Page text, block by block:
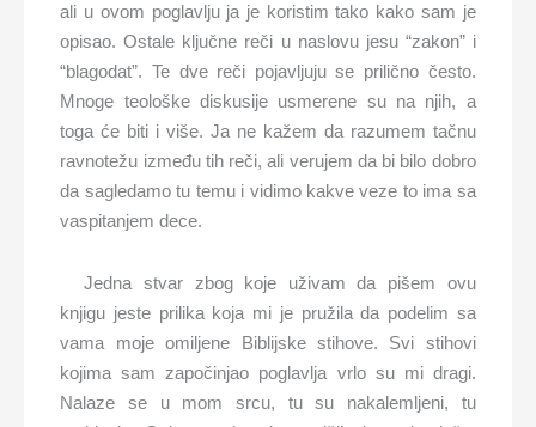
ali u ovom poglavlju ja je koristim tako kako sam je
opisao. Ostale ključne reči u naslovu jesu “zakon” i
“blagodat”. Te dve reči pojavljuju se prilično često.
Mnoge teološke diskusije usmerene su na njih, a
toga će biti i više. Ja ne kažem da razumem tačnu
ravnotežu između tih reči, ali verujem da bi bilo dobro
da sagledamo tu temu i vidimo kakve veze to ima sa
vaspitanjem dece.
Jedna stvar zbog koje uživam da pišem ovu
knjigu jeste prilika koja mi je pružila da podelim sa
vama moje omiljene Biblijske stihove. Svi stihovi
kojima sam započinjao poglavlja vrlo su mi dragi.
Nalaze se u mom srcu, tu su nakalemljeni, tu